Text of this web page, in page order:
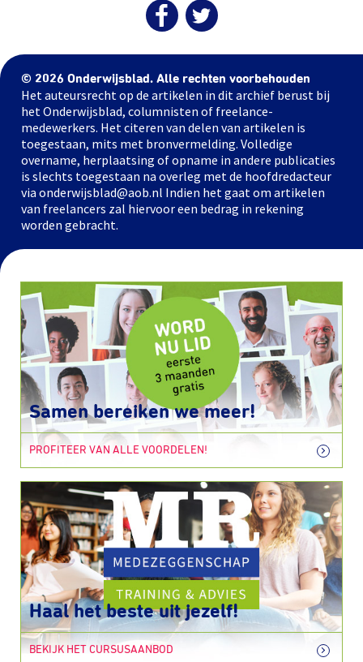
© 2026 Onderwijsblad. Alle rechten voorbehouden
Het auteursrecht op de artikelen in dit archief berust bij
het Onderwijsblad, columnisten of freelance-
medewerkers. Het citeren van delen van artikelen is
toegestaan, mits met bronvermelding. Volledige
overname, herplaatsing of opname in andere publicaties
is slechts toegestaan na overleg met de hoofdredacteur
via onderwijsblad@aob.nl Indien het gaat om artikelen
van freelancers zal hiervoor een bedrag in rekening
worden gebracht.
Samen bereiken we meer!
PROFITEER VAN ALLE VOORDELEN!
Haal het beste uit jezelf!
BEKIJK HET CURSUSAANBOD